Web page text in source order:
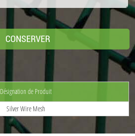
Désignation de Produit
Silver Wire Mesh